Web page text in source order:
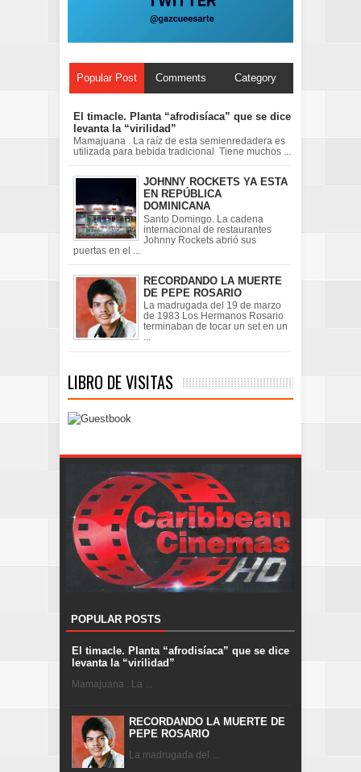
Popular Post Comments Category
El timacle. Planta “afrodisíaca” que se dice
levanta la “virilidad”
Mamajuana . La raíz de esta semienredadera es
utilizada para bebida tradicional Tiene muchos ...
JOHNNY ROCKETS YA ESTA
EN REPÚBLICA
DOMINICANA
Santo Domingo. La cadena
internacional de restaurantes
Johnny Rockets abrió sus
puertas en el ...
RECORDANDO LA MUERTE
DE PEPE ROSARIO
La madrugada del 19 de marzo
de 1983 Los Hermanos Rosario
terminaban de tocar un set en un
...
LIBRO DE VISITAS
POPULAR POSTS
El timacle. Planta “afrodisíaca” que se dice
levanta la “virilidad”
Mamajuana . La ...
RECORDANDO LA MUERTE DE
PEPE ROSARIO
La madrugada del ...